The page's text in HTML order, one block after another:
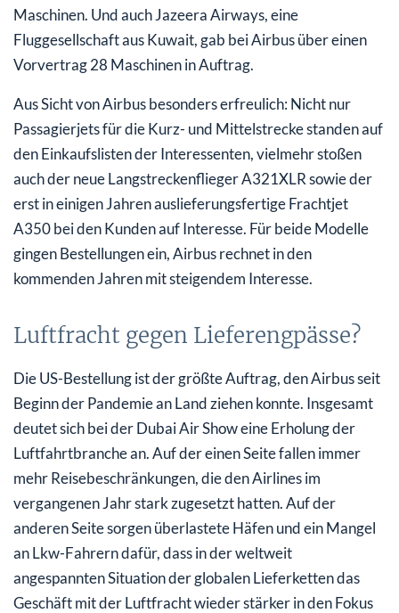
Maschinen. Und auch Jazeera Airways, eine
Fluggesellschaft aus Kuwait, gab bei Airbus über einen
Vorvertrag 28 Maschinen in Auftrag.
Aus Sicht von Airbus besonders erfreulich: Nicht nur
Passagierjets für die Kurz- und Mittelstrecke standen auf
den Einkaufslisten der Interessenten, vielmehr stoßen
auch der neue Langstreckenflieger A321XLR sowie der
erst in einigen Jahren auslieferungsfertige Frachtjet
A350 bei den Kunden auf Interesse. Für beide Modelle
gingen Bestellungen ein, Airbus rechnet in den
kommenden Jahren mit steigendem Interesse.
Luftfracht gegen Lieferengpässe?
Die US-Bestellung ist der größte Auftrag, den Airbus seit
Beginn der Pandemie an Land ziehen konnte. Insgesamt
deutet sich bei der Dubai Air Show eine Erholung der
Luftfahrtbranche an. Auf der einen Seite fallen immer
mehr Reisebeschränkungen, die den Airlines im
vergangenen Jahr stark zugesetzt hatten. Auf der
anderen Seite sorgen überlastete Häfen und ein Mangel
an Lkw-Fahrern dafür, dass in der weltweit
angespannten Situation der globalen Lieferketten das
Geschäft mit der Luftfracht wieder stärker in den Fokus